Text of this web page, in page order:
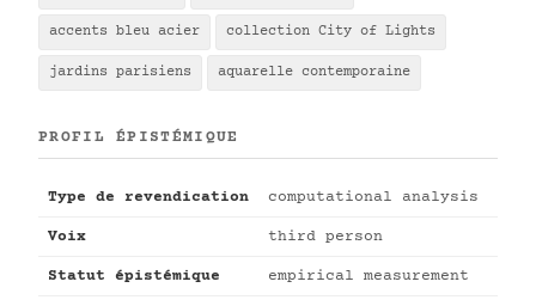
accents bleu acier collection City of Lights
jardins parisiens aquarelle contemporaine
PROFIL ÉPISTÉMIQUE
Type de revendication computational analysis
Voix third person
Statut épistémique empirical measurement